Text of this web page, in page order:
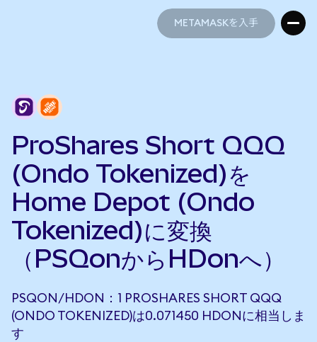
METAMASKを入手
ProShares Short QQQ
(Ondo Tokenized)を
Home Depot (Ondo
Tokenized)に変換
（PSQonからHDonへ）
PSQON/HDON：1 PROSHARES SHORT QQQ
(ONDO TOKENIZED)は0.071450 HDONに相当しま
す